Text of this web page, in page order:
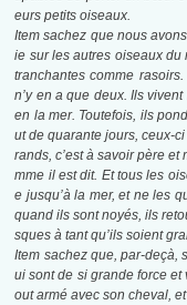
eurs petits oiseaux.
Item sachez que nous
ie sur les autres oiseaux du
tranchantes comme
n’y en a que deux. Ils
en la mer. Toutefois, ils
ut de quarante jours, ceux-
rands, c’est à savoir père et
mme il est dit. Et tous les
e jusqu’à la mer, et ne les
quand ils sont noyés, ils
sques à tant qu’ils soient
Item sachez que, par-deçà,
ui sont de si grande force et
out armé avec son cheval,